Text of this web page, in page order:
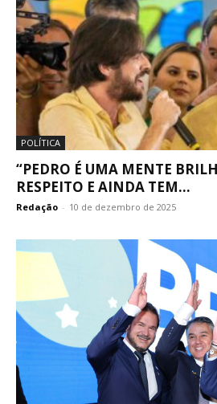
POLÍTICA
“PEDRO É UMA MENTE
RESPEITO E AINDA TEM...
Redação - 10 de dezembro de 2025